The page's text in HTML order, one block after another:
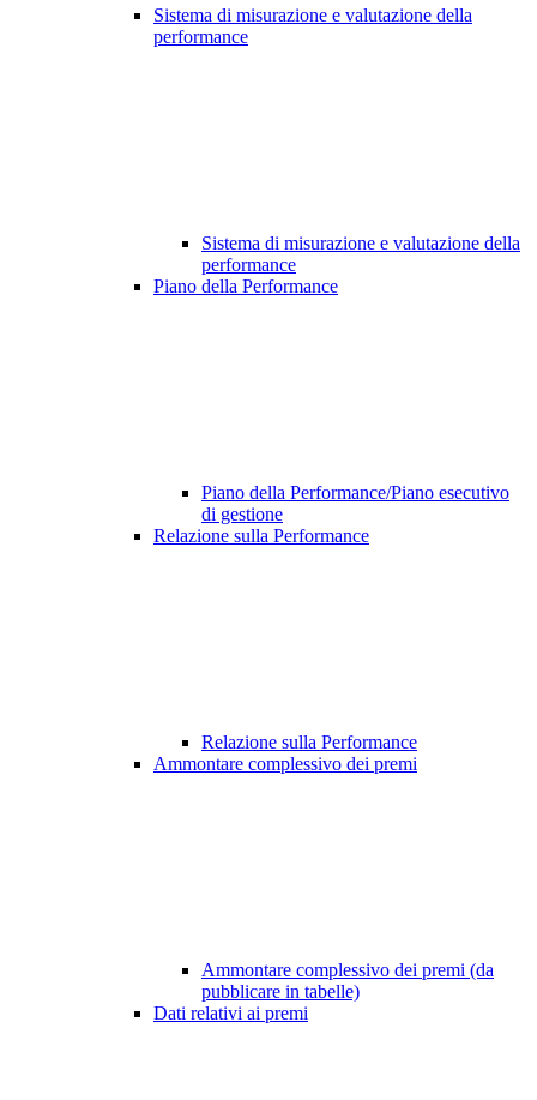
Sistema di misurazione e valutazione della
performance
Sistema di misurazione e valutazione della
performance
Piano della Performance
Piano della Performance/Piano esecutivo
di gestione
Relazione sulla Performance
Relazione sulla Performance
Ammontare complessivo dei premi
Ammontare complessivo dei premi (da
pubblicare in tabelle)
Dati relativi ai premi